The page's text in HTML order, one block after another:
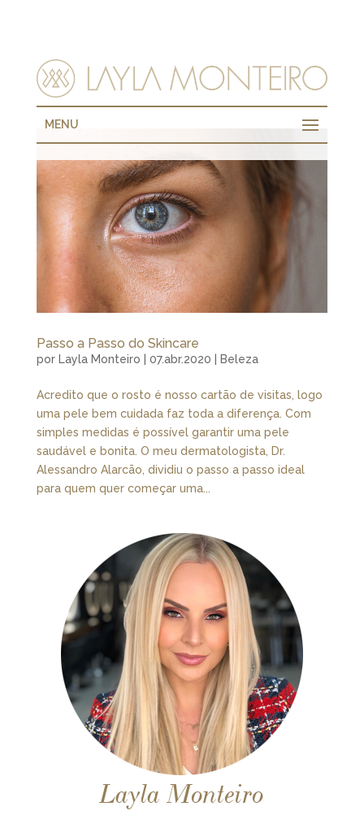
MENU
Passo a Passo do Skincare
por Layla Monteiro 07.abr.2020 Beleza
Acredito que o rosto é nosso cartão de visitas, logo
uma pele bem cuidada faz toda a diferença. Com
simples medidas é possível garantir uma pele
saudável e bonita. O meu dermatologista, Dr.
Alessandro Alarcão, dividiu o passo a passo ideal
para quem quer começar uma...
Layla Monteiro